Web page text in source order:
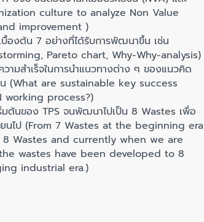
culture to analyze Non Value
improvement )
ต้น 7 อย่างที่ได้รับการพัฒนาขึ้น เช่น
Pareto chart, Why-Why-analysis)
ำเร็จในการนำแนวทางต่าง ๆ ของแนวคิด
(What are sustainable key success
working process?)
ของ TPS จนพัฒนาไปเป็น 8 Wastes เพื่อ
ยนไป (From 7 Wastes at the beginning era
Wastes and currently when we are
wastes have been developed to 8
industrial era.)